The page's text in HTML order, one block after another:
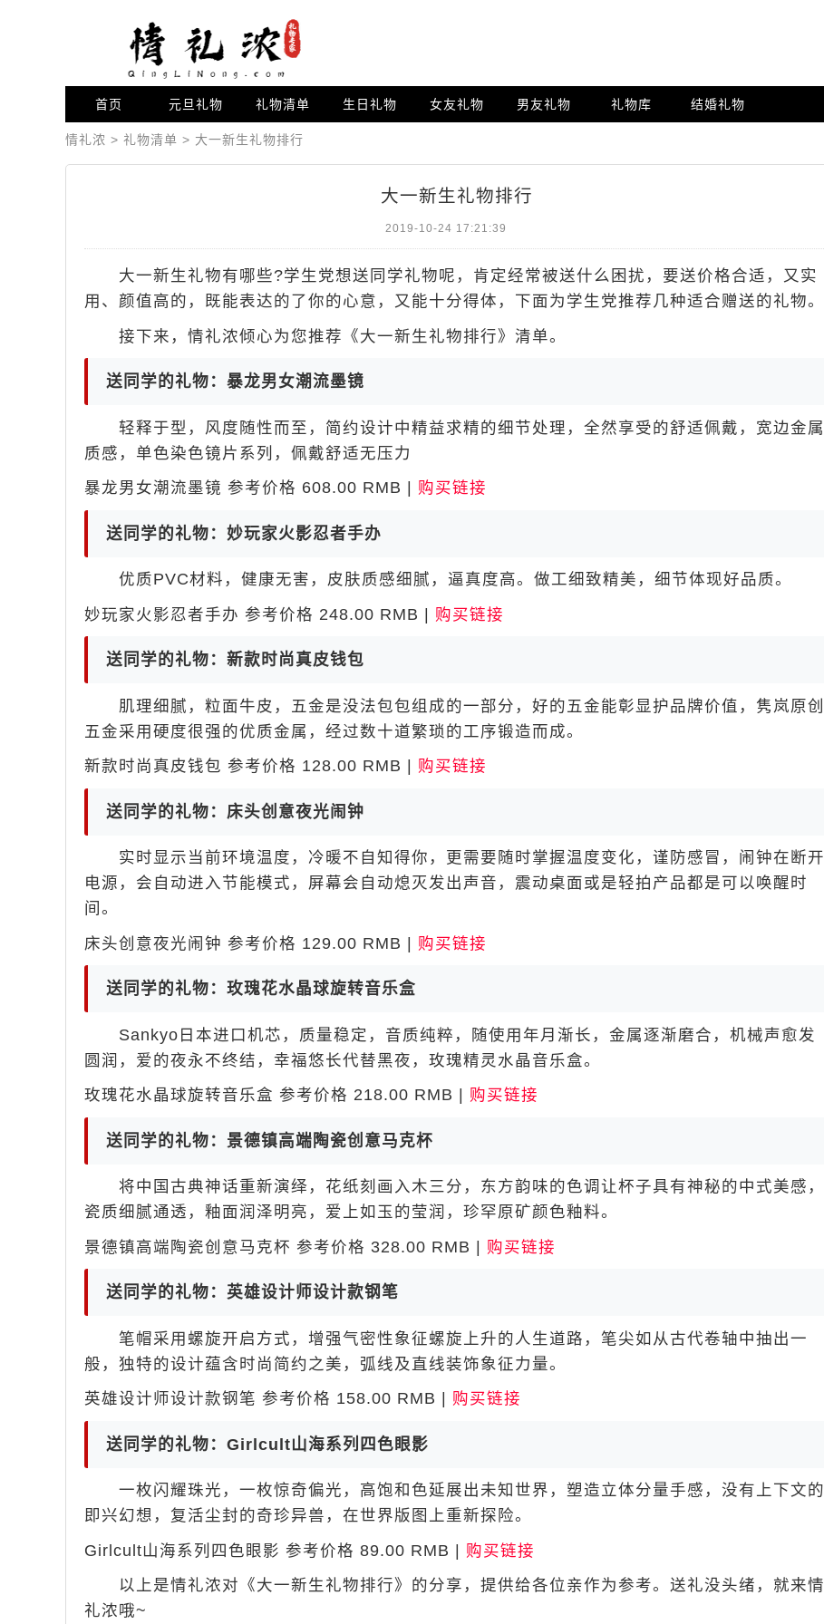
首页 元旦礼物 礼物清单 生日礼物 女友礼物 男友礼物 礼物库 结婚礼物
情礼浓 > 礼物清单 > 大一新生礼物排行
大一新生礼物排行
2019-10-24 17:21:39
大一新生礼物有哪些?学生党想送同学礼物呢，肯定经常被送什么困扰，要送价格合适，又实
用、颜值高的，既能表达的了你的心意，又能十分得体，下面为学生党推荐几种适合赠送的礼物。
接下来，情礼浓倾心为您推荐《大一新生礼物排行》清单。
送同学的礼物：暴龙男女潮流墨镜
轻释于型，风度随性而至，简约设计中精益求精的细节处理，全然享受的舒适佩戴，宽边金属
质感，单色染色镜片系列，佩戴舒适无压力
暴龙男女潮流墨镜 参考价格 608.00 RMB | 购买链接
送同学的礼物：妙玩家火影忍者手办
优质PVC材料，健康无害，皮肤质感细腻，逼真度高。做工细致精美，细节体现好品质。
妙玩家火影忍者手办 参考价格 248.00 RMB | 购买链接
送同学的礼物：新款时尚真皮钱包
肌理细腻，粒面牛皮，五金是没法包包组成的一部分，好的五金能彰显护品牌价值，隽岚原创
五金采用硬度很强的优质金属，经过数十道繁琐的工序锻造而成。
新款时尚真皮钱包 参考价格 128.00 RMB | 购买链接
送同学的礼物：床头创意夜光闹钟
实时显示当前环境温度，冷暖不自知得你，更需要随时掌握温度变化，谨防感冒，闹钟在断开
电源，会自动进入节能模式，屏幕会自动熄灭发出声音，震动桌面或是轻拍产品都是可以唤醒时
间。
床头创意夜光闹钟 参考价格 129.00 RMB | 购买链接
送同学的礼物：玫瑰花水晶球旋转音乐盒
Sankyo日本进口机芯，质量稳定，音质纯粹，随使用年月渐长，金属逐渐磨合，机械声愈发
圆润，爱的夜永不终结，幸福悠长代替黑夜，玫瑰精灵水晶音乐盒。
玫瑰花水晶球旋转音乐盒 参考价格 218.00 RMB | 购买链接
送同学的礼物：景德镇高端陶瓷创意马克杯
将中国古典神话重新演绎，花纸刻画入木三分，东方韵味的色调让杯子具有神秘的中式美感，
瓷质细腻通透，釉面润泽明亮，爱上如玉的莹润，珍罕原矿颜色釉料。
景德镇高端陶瓷创意马克杯 参考价格 328.00 RMB | 购买链接
送同学的礼物：英雄设计师设计款钢笔
笔帽采用螺旋开启方式，增强气密性象征螺旋上升的人生道路，笔尖如从古代卷轴中抽出一
般，独特的设计蕴含时尚简约之美，弧线及直线装饰象征力量。
英雄设计师设计款钢笔 参考价格 158.00 RMB | 购买链接
送同学的礼物：Girlcult山海系列四色眼影
一枚闪耀珠光，一枚惊奇偏光，高饱和色延展出未知世界，塑造立体分量手感，没有上下文的
即兴幻想，复活尘封的奇珍异兽，在世界版图上重新探险。
Girlcult山海系列四色眼影 参考价格 89.00 RMB | 购买链接
以上是情礼浓对《大一新生礼物排行》的分享，提供给各位亲作为参考。送礼没头绪，就来情
礼浓哦~